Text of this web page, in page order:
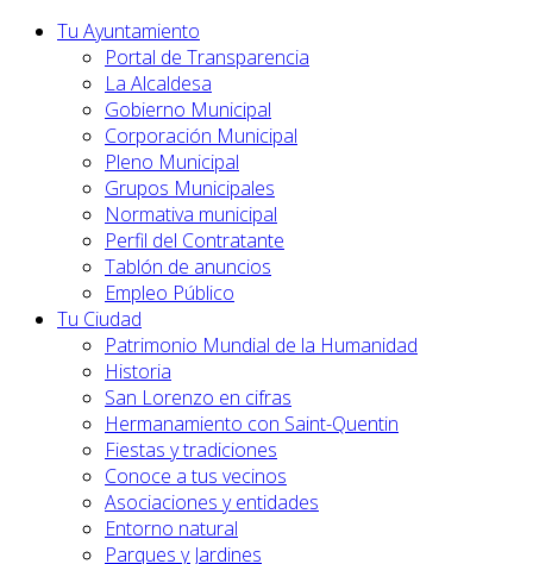
Tu Ayuntamiento
Portal de Transparencia
La Alcaldesa
Gobierno Municipal
Corporación Municipal
Pleno Municipal
Grupos Municipales
Normativa municipal
Perfil del Contratante
Tablón de anuncios
Empleo Público
Tu Ciudad
Patrimonio Mundial de la Humanidad
Historia
San Lorenzo en cifras
Hermanamiento con Saint-Quentin
Fiestas y tradiciones
Conoce a tus vecinos
Asociaciones y entidades
Entorno natural
Parques y Jardines